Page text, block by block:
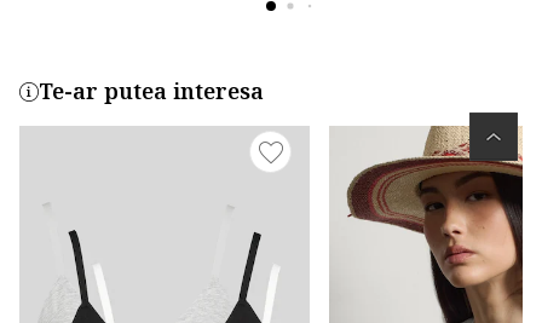
Te-ar putea interesa